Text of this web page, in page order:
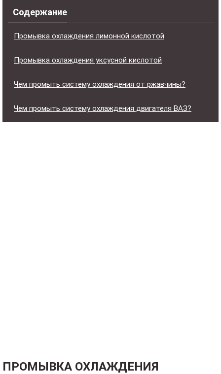
Содержание
Промывка охлаждения лимонной кислотой
Промывка охлаждения уксусной кислотой
Чем промыть систему охлаждения от ржавчины?
Чем промыть систему охлаждения двигателя ВАЗ?
ПРОМЫВКА ОХЛАЖДЕНИЯ